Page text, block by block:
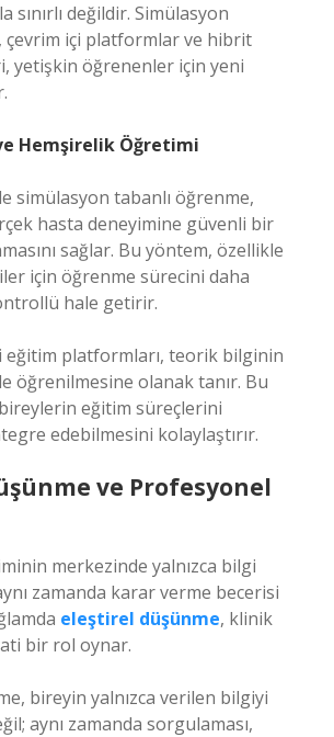
sınırlı değildir. Simülasyon
çevrim içi platformlar ve hibrit
yetişkin öğrenenler için yeni
Hemşirelik Öğretimi
simülasyon tabanlı öğrenme,
hasta deneyimine güvenli bir
sağlar. Bu yöntem, özellikle
için öğrenme sürecini daha
hale getirir.
eğitim platformları, teorik bilginin
öğrenilmesine olanak tanır. Bu
eğitim süreçlerini
edebilmesini kolaylaştırır.
ve Profesyonel
merkezinde yalnızca bilgi
zamanda karar verme becerisi
eleştirel düşünme, klinik
bir rol oynar.
bireyin yalnızca verilen bilgiyi
aynı zamanda sorgulaması,